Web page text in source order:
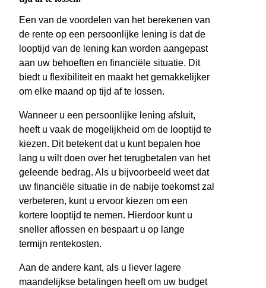
Een van de voordelen van het berekenen van
de rente op een persoonlijke lening is dat de
looptijd van de lening kan worden aangepast
aan uw behoeften en financiële situatie. Dit
biedt u flexibiliteit en maakt het gemakkelijker
om elke maand op tijd af te lossen.
Wanneer u een persoonlijke lening afsluit,
heeft u vaak de mogelijkheid om de looptijd te
kiezen. Dit betekent dat u kunt bepalen hoe
lang u wilt doen over het terugbetalen van het
geleende bedrag. Als u bijvoorbeeld weet dat
uw financiële situatie in de nabije toekomst zal
verbeteren, kunt u ervoor kiezen om een
kortere looptijd te nemen. Hierdoor kunt u
sneller aflossen en bespaart u op lange
termijn rentekosten.
Aan de andere kant, als u liever lagere
maandelijkse betalingen heeft om uw budget